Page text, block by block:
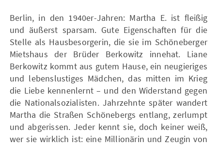
Berlin, in den 1940er-Jahren: Martha E. ist fleißig
und äußerst sparsam. Gute Eigenschaften für die
Stelle als Hausbesorgerin, die sie im Schöneberger
Mietshaus der Brüder Berkowitz innehat. Liane
Berkowitz kommt aus gutem Hause, ein neugieriges
und lebenslustiges Mädchen, das mitten im Krieg
die Liebe kennenlernt – und den Widerstand gegen
die Nationalsozialisten. Jahrzehnte später wandert
Martha die Straßen Schönebergs entlang, zerlumpt
und abgerissen. Jeder kennt sie, doch keiner weiß,
wer sie wirklich ist: eine Millionärin und Zeugin von